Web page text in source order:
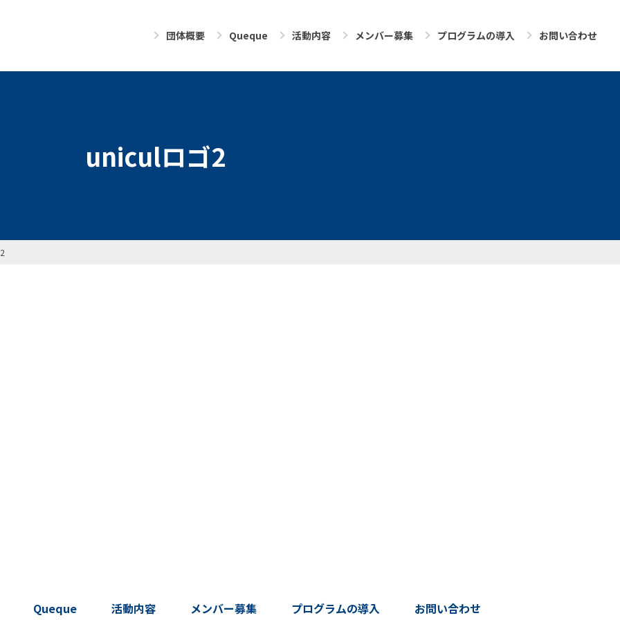
団体概要 Queque 活動内容 メンバー募集 プログラムの導入 お問い合わせ
uniculロゴ2
Queque 活動内容 メンバー募集 プログラムの導入 お問い合わせ